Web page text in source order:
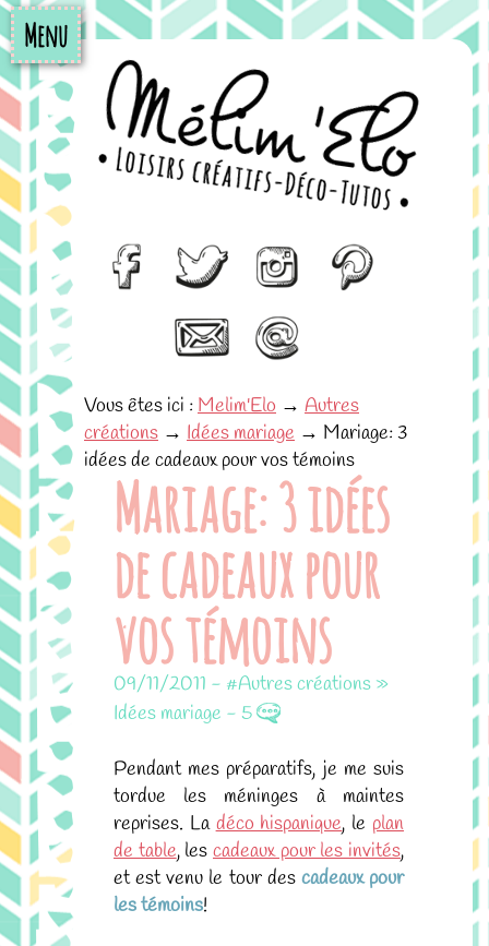
Vous êtes ici :Melim'Elo → Autres
créations → Idées mariage → Mariage: 3
idées de cadeaux pour vos témoins
Mariage: 3 idées
de cadeaux pour
vos témoins
09/11/2011 - #Autres créations »
Idées mariage - 5
Pendant mes préparatifs, je me suis
tordue les méninges à maintes
reprises. La déco hispanique, le plan
de table, les cadeaux pour les invités,
et est venu le tour des cadeaux pour
les témoins!
Menu